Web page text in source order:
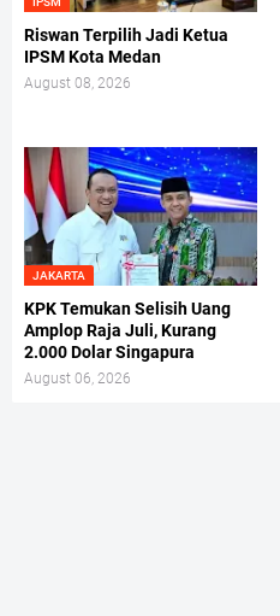
Riswan Terpilih Jadi Ketua
IPSM Kota Medan
August 08, 2026
JAKARTA
KPK Temukan Selisih Uang
Amplop Raja Juli, Kurang
2.000 Dolar Singapura
August 06, 2026